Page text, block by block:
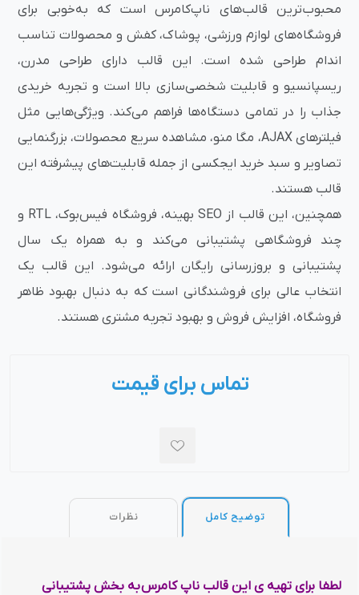
محبوب‌ترین قالب‌های ناپ‌کامرس است که به‌خوبی برای
فروشگاه‌های لوازم ورزشی، پوشاک، کفش و محصولات تناسب
اندام طراحی شده است. این قالب دارای طراحی مدرن،
ریسپانسیو و قابلیت شخصی‌سازی بالا است و تجربه خریدی
جذاب را در تمامی دستگاه‌ها فراهم می‌کند. ویژگی‌هایی مثل
فیلترهای AJAX، مگا منو، مشاهده سریع محصولات، بزرگنمایی
تصاویر و سبد خرید ایجکسی از جمله قابلیت‌های پیشرفته این
قالب هستند.
همچنین، این قالب از SEO بهینه، فروشگاه فیس‌بوک، RTL و
چند فروشگاهی پشتیبانی می‌کند و به همراه یک سال
پشتیبانی و بروزرسانی رایگان ارائه می‌شود. این قالب یک
انتخاب عالی برای فروشندگانی است که به دنبال بهبود ظاهر
فروشگاه، افزایش فروش و بهبود تجربه مشتری هستند.
تماس برای قیمت
توضیح کامل نظرات
لطفا برای تهیه ی این قالب ناپ کامرس به بخش پشتیبانی